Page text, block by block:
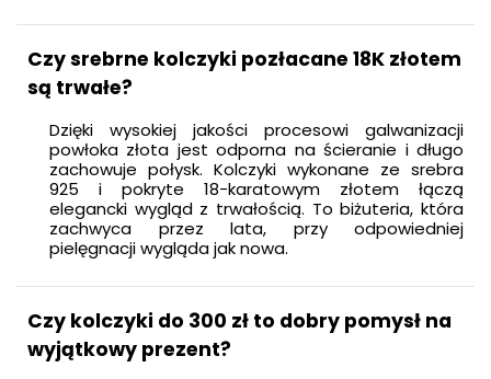
Czy srebrne kolczyki pozłacane 18K złotem
są trwałe?
Dzięki wysokiej jakości procesowi galwanizacji
powłoka złota jest odporna na ścieranie i długo
zachowuje połysk. Kolczyki wykonane ze srebra
925 i pokryte 18-karatowym złotem łączą
elegancki wygląd z trwałością. To biżuteria, która
zachwyca przez lata, przy odpowiedniej
pielęgnacji wygląda jak nowa.
Czy kolczyki do 300 zł to dobry pomysł na
wyjątkowy prezent?